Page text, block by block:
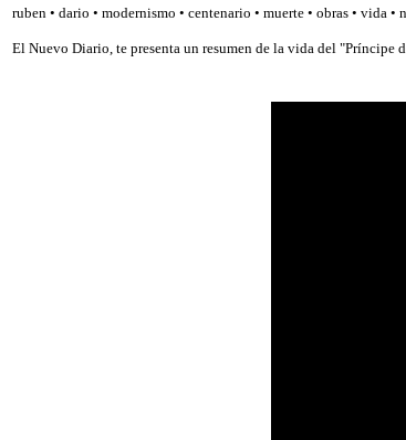
ruben • dario • modernismo • centenario • muerte • obras • vida
El Nuevo Diario, te presenta un resumen de la vida del "Príncipe